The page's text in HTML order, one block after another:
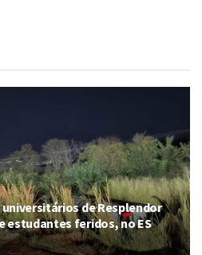
de Resplendor
feridos, no ES